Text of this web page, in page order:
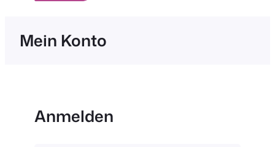
Mein Konto
Anmelden